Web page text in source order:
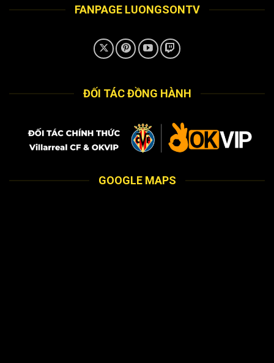
FANPAGE LUONGSONTV
ĐỐI TÁC ĐỒNG HÀNH
GOOGLE MAPS